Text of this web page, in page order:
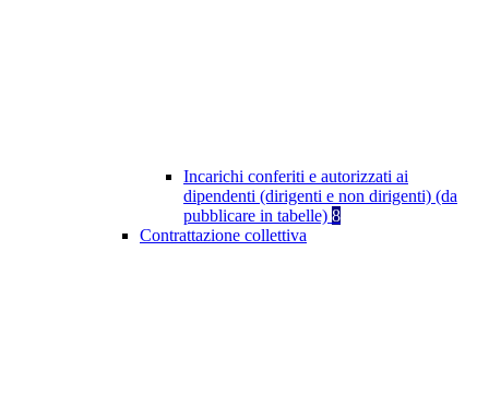
Incarichi conferiti e autorizzati ai
dipendenti (dirigenti e non dirigenti) (da
pubblicare in tabelle) 8
Contrattazione collettiva